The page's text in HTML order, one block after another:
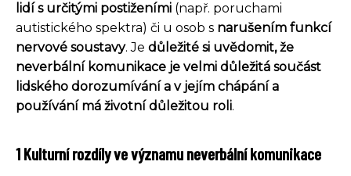
lidí s určitými postiženími (např. poruchami
autistického spektra) či u osob s narušením funkcí
nervové soustavy. Je důležité si uvědomit, že
neverbální komunikace je velmi důležitá součást
lidského dorozumívání a v jejím chápání a
používání má životní důležitou roli.
1 Kulturní rozdíly ve významu neverbální komunikace